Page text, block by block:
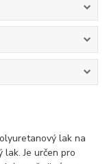
lak na
Je určen pro